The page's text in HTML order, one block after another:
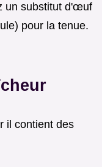
un substitut d'œuf
pour la tenue.
il contient des